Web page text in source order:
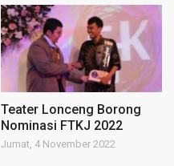
Teater Lonceng Borong
Nominasi FTKJ 2022
Jumat, 4 November 2022